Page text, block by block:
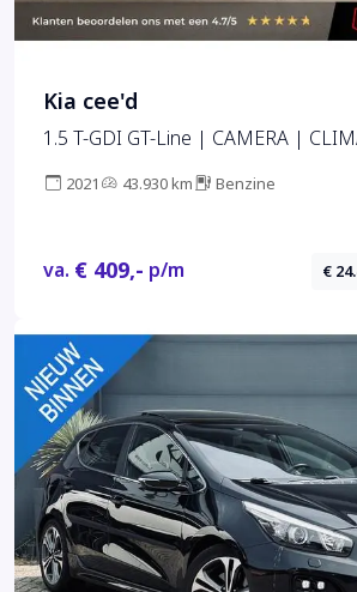
Kia cee'd
1.5 T-GDI GT-Line | CAMERA |
2021 43.930 km Benzine
va. € 409,- p/m €